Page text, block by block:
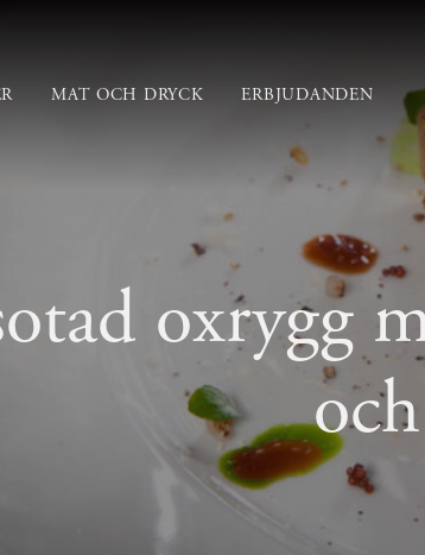
MAT OCH DRYCK ERBJUDANDEN
oxrygg